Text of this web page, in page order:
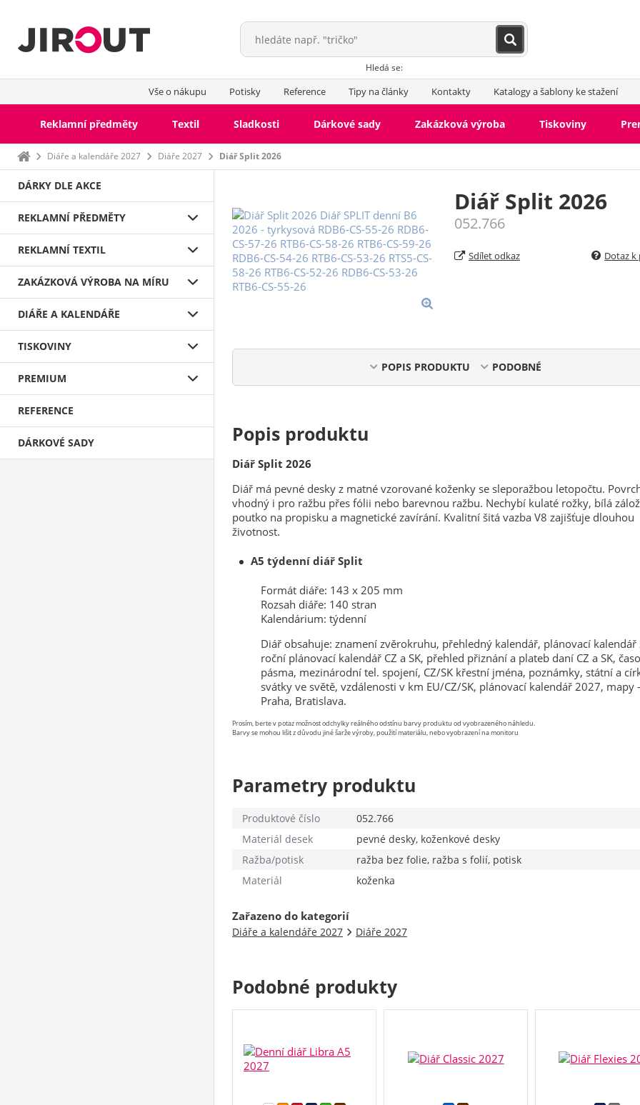
Hledá se:
Vše o nákupu Potisky Reference Tipy na články Kontakty Katalogy a šablony ke stažení
Reklamní předměty Textil Sladkosti Dárkové sady Zakázková výroba Tiskoviny
Domů Diáře a kalendáře 2027 Diáře 2027 Diář Split 2026
DÁRKY DLE AKCE
REKLAMNÍ PŘEDMĚTY
REKLAMNÍ TEXTIL
ZAKÁZKOVÁ VÝROBA NA MÍRU
DIÁŘE A KALENDÁŘE
TISKOVINY
PREMIUM
REFERENCE
DÁRKOVÉ SADY
Diář Split 2026
052.766
Sdílet odkaz Dotaz
POPIS PRODUKTU PODOBNÉ
Popis produktu
Diář Split 2026
Diář má pevné desky z matné vzorované koženky se sleporažbou letopočtu.
vhodný i pro ražbu přes fólii nebo barevnou ražbu. Nechybí kulaté rožky, bílá
poutko na propisku a magnetické zavírání. Kvalitní šitá vazba V8 zajišťuje dlouhou
životnost.
A5 týdenní diář Split
Formát diáře: 143 x 205 mm
Rozsah diáře: 140 stran
Kalendárium: týdenní
Diář obsahuje: znamení zvěrokruhu, přehledný kalendář, plánovací kalendář
roční plánovací kalendář CZ a SK, přehled přiznání a plateb daní CZ a SK,
pásma, mezinárodní tel. spojení, CZ/SK křestní jména, poznámky, státní a
svátky ve světě, vzdálenosti v km EU/CZ/SK, plánovací kalendář 2027, mapy -
Praha, Bratislava.
Prosím, berte v potaz možnost odchylky reálného odstínu barvy produktu od vyobrazeného náhledu.
Barvy se mohou lišit z důvodu jiné šarže výroby, použití materiálu, nebo vyobrazení na monitoru
Parametry produktu
Produktové číslo
052.766
Materiál desek
pevné desky, koženkové desky
Ražba/potisk
ražba bez folie, ražba s folií, potisk
Materiál
koženka
Zařazeno do kategorií
Diáře a kalendáře 2027 Diáře 2027
Podobné produkty